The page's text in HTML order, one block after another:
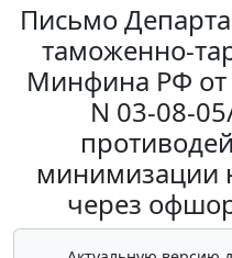
Письмо
таможенно-
Минфина РФ от
N 03-08-
минимизации
через